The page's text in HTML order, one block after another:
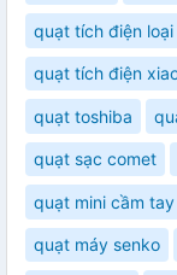
quạt tích điện loại
quạt tích điện
quạt toshiba
quạt sạc comet
quạt mini cầm tay
quạt máy senko